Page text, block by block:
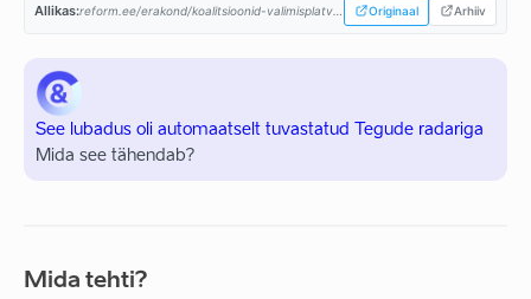
Allikas: Originaal Arhiiv
See lubadus oli automaatselt tuvastatud Tegude radariga
Mida see tähendab?
Mida tehti?